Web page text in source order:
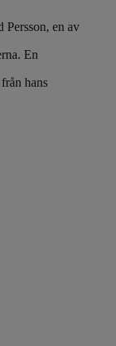
Persson, en av
En
hans